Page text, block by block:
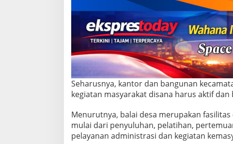
S
e
p
e
r
t
i
K
e
r
n
d
a
M
Seharusnya, kantor dan bangunan
kegiatan masyarakat disana harus aktif dan
Menurutnya, balai desa merupakan
mulai dari penyuluhan, pelatihan,
pelayanan administrasi dan kegiatan